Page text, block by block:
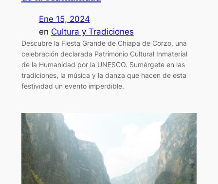
Ene 15, 2024
en Cultura y Tradiciones
Descubre la Fiesta Grande de Chiapa de Corzo, una
celebración declarada Patrimonio Cultural Inmaterial
de la Humanidad por la UNESCO. Sumérgete en las
tradiciones, la música y la danza que hacen de esta
festividad un evento imperdible.